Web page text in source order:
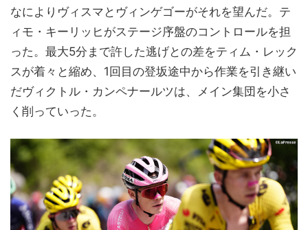
なによりヴィスマとヴィンゲゴーがそれを望んだ。テ
ィモ・キーリッヒがステージ序盤のコントロールを担
った。最大5分まで許した逃げとの差をティム・レック
スが着々と縮め、1回目の登坂途中から作業を引き継い
だヴィクトル・カンペナールツは、メイン集団を小さ
く削っていった。